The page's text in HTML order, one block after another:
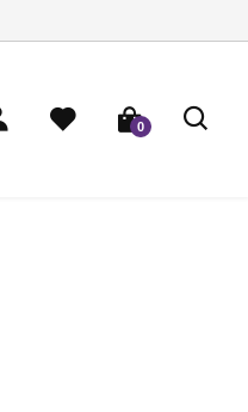
0